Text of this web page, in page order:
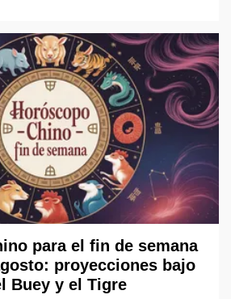
para el fin de semana
proyecciones bajo
Buey y el Tigre